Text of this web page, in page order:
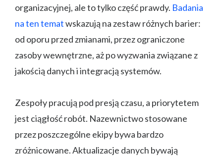
organizacyjnej, ale to tylko część prawdy. Badania
na ten tematwskazują na zestaw różnych barier:
od oporu przed zmianami, przez ograniczone
zasoby wewnętrzne, aż po wyzwania związane z
jakością danych i integracją systemów.
Zespoły pracują pod presją czasu, a priorytetem
jest ciągłość robót. Nazewnictwo stosowane
przez poszczególne ekipy bywa bardzo
zróżnicowane. Aktualizacje danych bywają